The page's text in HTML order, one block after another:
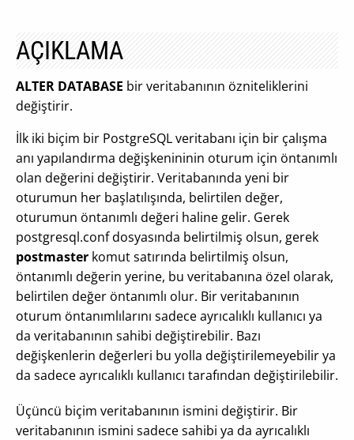
AÇIKLAMA
ALTER DATABASE bir veritabanının özniteliklerini
değiştirir.
İlk iki biçim bir PostgreSQL veritabanı için bir çalışma
anı yapılandırma değişkenininin oturum için öntanımlı
olan değerini değiştirir. Veritabanında yeni bir
oturumun her başlatılışında, belirtilen değer,
oturumun öntanımlı değeri haline gelir. Gerek
postgresql.conf dosyasında belirtilmiş olsun, gerek
postmaster komut satırında belirtilmiş olsun,
öntanımlı değerin yerine, bu veritabanına özel olarak,
belirtilen değer öntanımlı olur. Bir veritabanının
oturum öntanımlılarını sadece ayrıcalıklı kullanıcı ya
da veritabanının sahibi değiştirebilir. Bazı
değişkenlerin değerleri bu yolla değiştirilemeyebilir ya
da sadece ayrıcalıklı kullanıcı tarafından değiştirilebilir.
Üçüncü biçim veritabanının ismini değiştirir. Bir
veritabanının ismini sadece sahibi ya da ayrıcalıklı